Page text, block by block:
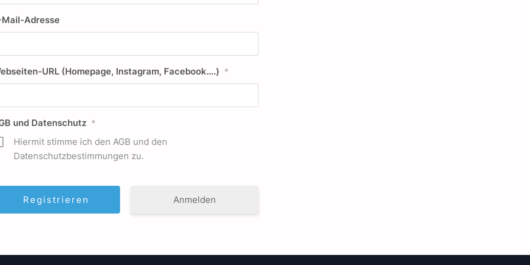
Mail-Adresse
URL (Homepage, Instagram, Facebook….) *
und Datenschutz *
Hiermit stimme ich den AGB und den
Datenschutzbestimmungen zu.
Anmelden